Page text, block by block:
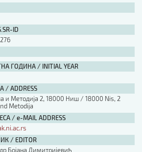
ауторског дела
лиценце
и импресума [B5, ћир]
и импресума [B5, лат]
и импресума [B5, енг]
ИЗДАЊА
ID
ГОДИНА / INITIAL YEAR
/ ADDRESS
и Методија 2, 18000 Ниш / 18000 Nis, 2
Metodija
/ e-MAIL ADDRESS
/ EDITOR
Бојана Димитријевић